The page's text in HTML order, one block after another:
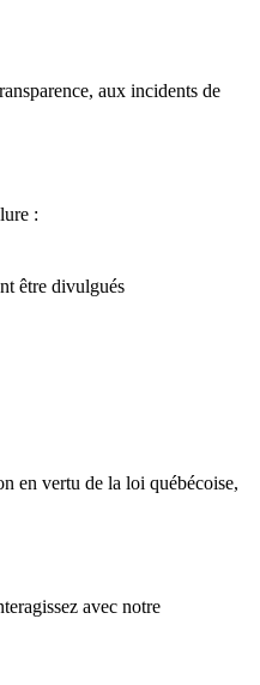
aux incidents de
:
être divulgués
en vertu de la loi québécoise,
avec notre